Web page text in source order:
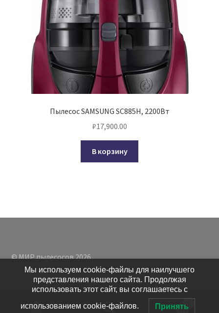
Пылесос SAMSUNG SC885H, 2200Вт
₽17,900.00
В корзину
© МИР пылесосов 2026
Создано с помощью WooCommerce
Мы используем cookie-файлы для наилучшего
представления нашего сайта. Продолжая
использовать этот сайт, вы соглашаетесь с
использованием cookie-файлов. Принять